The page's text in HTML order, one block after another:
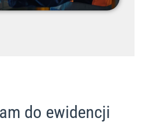
do ewidencji